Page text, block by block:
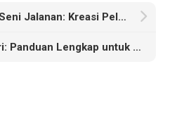
Menjelajahi Keindahan Seni Jalanan: Kreasi Pelukis Kota
Mengenal Seni Galeri: Panduan Lengkap untuk Pecinta Seni